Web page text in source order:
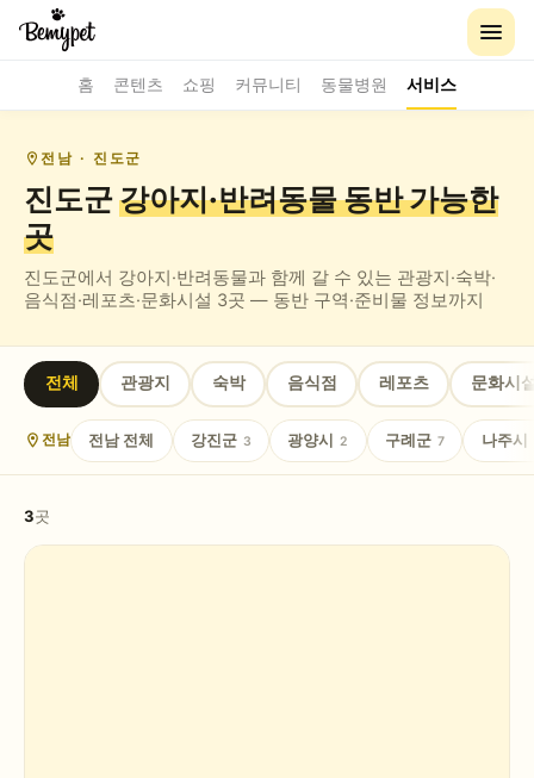
홈 콘텐츠 쇼핑 커뮤니티 동물병원 서비스
전남 · 진도군
진도군강아지·반려동물 동반가능한
곳
진도군에서 강아지·반려동물과 함께 갈 수 있는 관광지·숙박·
음식점·레포츠·문화시설 3곳 — 동반 구역·준비물 정보까지
전체 관광지 숙박 음식점 레포츠 문화시
전남 전남전체 강진군 3 광양시 2 구례군 7 나주시
3곳